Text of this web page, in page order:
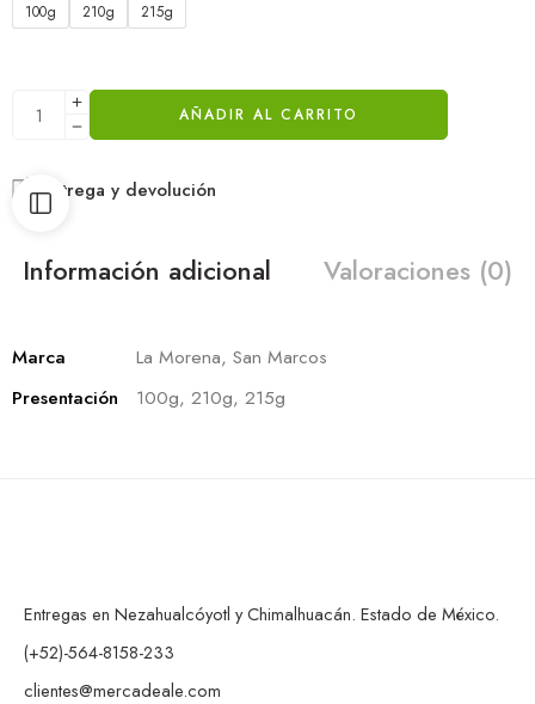
100g 210g 215g
AÑADIR AL CARRITO
Entrega y devolución
Información adicional Valoraciones (0)
Marca
La Morena, San Marcos
Presentación
100g, 210g, 215g
Entregas en Nezahualcóyotl y Chimalhuacán. Estado de México.
(+52)-564-8158-233
clientes@mercadeale.com